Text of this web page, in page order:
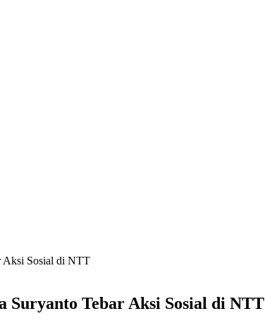
Aksi Sosial di NTT
Suryanto Tebar Aksi Sosial di NTT